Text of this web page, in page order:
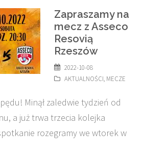
Zapraszamy na
mecz z Asseco
Resovią
Rzeszów
2022-10-08
AKTUALNOŚCI, MECZE
Minął zaledwie tydzień od
a już trwa trzecia kolejka
rozegramy we wtorek w